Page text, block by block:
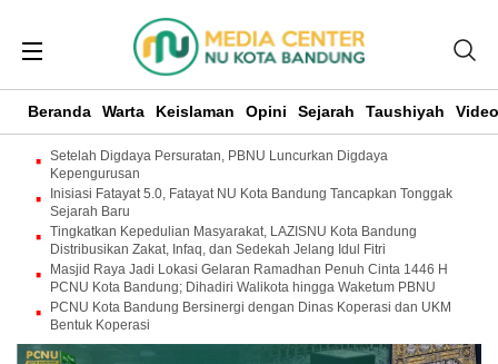
Beranda Warta Keislaman Opini Sejarah Taushiyah Video
Setelah Digdaya Persuratan, PBNU Luncurkan Digdaya
Kepengurusan
Inisiasi Fatayat 5.0, Fatayat NU Kota Bandung Tancapkan Tonggak
Sejarah Baru
Tingkatkan Kepedulian Masyarakat, LAZISNU Kota Bandung
Distribusikan Zakat, Infaq, dan Sedekah Jelang Idul Fitri
Masjid Raya Jadi Lokasi Gelaran Ramadhan Penuh Cinta 1446 H
PCNU Kota Bandung; Dihadiri Walikota hingga Waketum PBNU
PCNU Kota Bandung Bersinergi dengan Dinas Koperasi dan UKM
Bentuk Koperasi